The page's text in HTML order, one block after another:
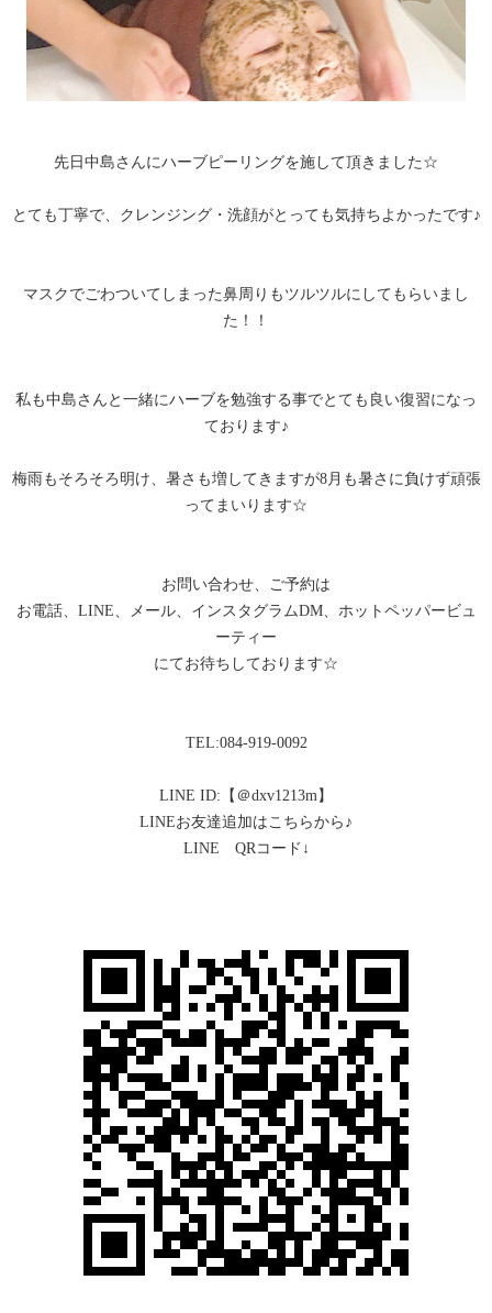
先日中島さんにハーブピーリングを施して頂きました☆
とても丁寧で、クレンジング・洗顔がとっても気持ちよかったです♪
マスクでごわついてしまった鼻周りもツルツルにしてもらいまし
た！！
私も中島さんと一緒にハーブを勉強する事でとても良い復習になっ
ております♪
梅雨もそろそろ明け、暑さも増してきますが8月も暑さに負けず頑張
ってまいります☆
お問い合わせ、ご予約は
お電話、LINE、メール、インスタグラムDM、ホットペッパービュ
ーティー
にてお待ちしております☆
TEL:084-919-0092
LINE ID:【＠dxv1213m】
LINEお友達追加はこちらから♪
LINE QRコード↓